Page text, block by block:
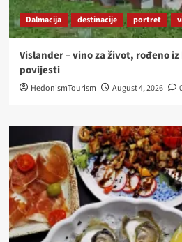
Dalmacija destinacije portret
Vislander – vino za život, rođeno
povijesti
HedonismTourism August 4, 2026